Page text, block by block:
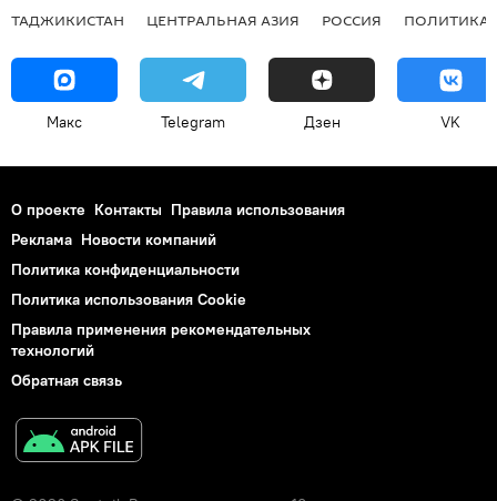
ТАДЖИКИСТАН ЦЕНТРАЛЬНАЯ АЗИЯ РОССИЯ ПОЛИТИКА
Макс Telegram Дзен VK
О проекте Контакты Правила использования
Реклама Новости компаний
Политика конфиденциальности
Политика использования Cookie
Правила применения рекомендательных
технологий
Обратная связь